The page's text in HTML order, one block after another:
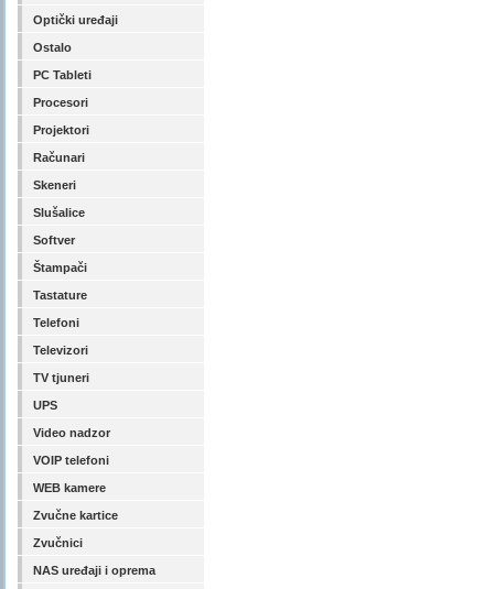
Optički uređaji
Ostalo
PC Tableti
Procesori
Projektori
Računari
Skeneri
Slušalice
Softver
Štampači
Tastature
Telefoni
Televizori
TV tjuneri
UPS
Video nadzor
VOIP telefoni
WEB kamere
Zvučne kartice
Zvučnici
NAS uređaji i oprema